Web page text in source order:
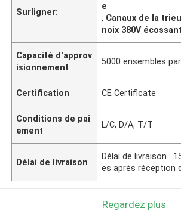
Surligner:
e
, Canaux de la
noix 380V
Capacité d'approv
isionnement
5000 ensembles
Certification CE Certificate
Conditions de pai
ement
L/C, D/A, T/T
Délai de livraison
Délai de livraison :
es après réception
Regardez plus